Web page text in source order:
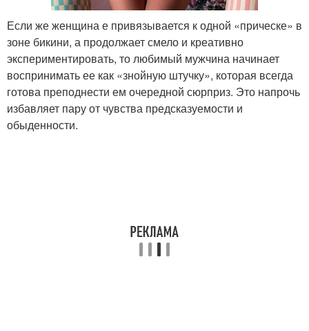
Если же женщина е привязывается к одной «прическе» в
зоне бикини, а продолжает смело и креативно
экспериментировать, то любимый мужчина начинает
воспринимать ее как «знойную штучку», которая всегда
готова преподнести ем очередной сюрприз. Это напрочь
избавляет пару от чувства предсказуемости и
обыденности.